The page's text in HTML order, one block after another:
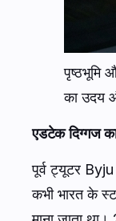
पृष्ठभूमि
का उदय
एडटेक दिग्गज
पूर्व ट्यूटर
कभी भारत के